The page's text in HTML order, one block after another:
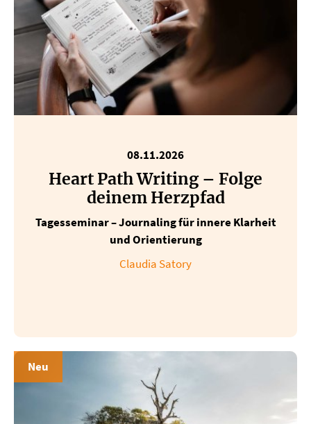
08.11.2026
Heart Path Writing – Folge
deinem Herzpfad
Tagesseminar – Journaling für innere Klarheit
und Orientierung
Claudia Satory
Neu